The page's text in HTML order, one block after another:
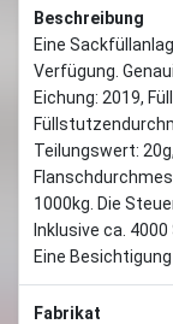
Beschreibung
Eine
Verfügung.
Eichung: 2019,
Teilungswert:
1000kg. Die
Inklusive ca.
Eine
Fabrikat